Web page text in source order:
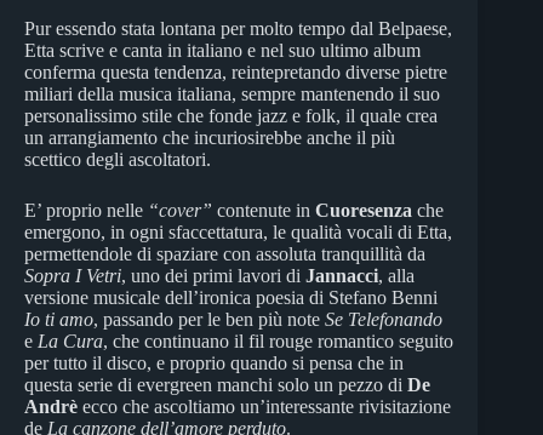
Pur essendo stata lontana per molto tempo dal Belpaese,
Etta scrive e canta in italiano e nel suo ultimo album
conferma questa tendenza, reintepretando diverse pietre
miliari della musica italiana, sempre mantenendo il suo
personalissimo stile che fonde jazz e folk, il quale crea
un arrangiamento che incuriosirebbe anche il più
scettico degli ascoltatori.
E’ proprio nelle “cover” contenute in Cuoresenza che
emergono, in ogni sfaccettatura, le qualità vocali di Etta,
permettendole di spaziare con assoluta tranquillità da
Sopra I Vetri, uno dei primi lavori di Jannacci, alla
versione musicale dell’ironica poesia di Stefano Benni
Io ti amo, passando per le ben più note Se Telefonando
e La Cura, che continuano il fil rouge romantico seguito
per tutto il disco, e proprio quando si pensa che in
questa serie di evergreen manchi solo un pezzo di De
Andrè ecco che ascoltiamo un’interessante rivisitazione
de La canzone dell’amore perduto.